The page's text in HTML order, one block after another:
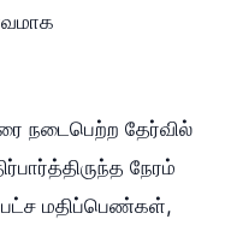
நடைபெற்ற தேர்வில்
நேரம்
பட்ச மதிப்பெண்கள்,